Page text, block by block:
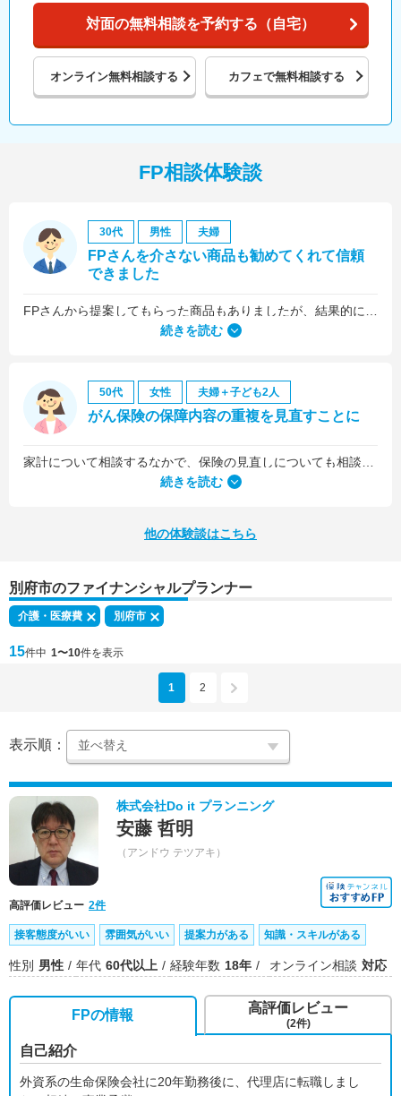
対面の無料相談を予約する（自宅）
オンライン無料相談する カフェで無料相談する
FP相談体験談
30代 男性 夫婦
FPさんを介さない商品も勧めてくれて信頼
できました
続きを読む
50代 女性 夫婦＋子ども2人
がん保険の保障内容の重複を見直すことに
続きを読む
他の体験談はこちら
別府市のファイナンシャルプランナー
介護・医療費 別府市
15件中 1〜10件を表示
1 2
表示順：
株式会社Do it プランニング
安藤 哲明
（アンドウ テツアキ）
高評価レビュー 2件
接客態度がいい 雰囲気がいい 提案力がある 知識・スキルがある
性別 男性 年代 60代以上 経験年数 18年 オンライン相談 対応
FPの情報
自己紹介
外資系の生命保険会社に20年勤務後に、代理店に転職しまし
高評価レビュー
(2件)